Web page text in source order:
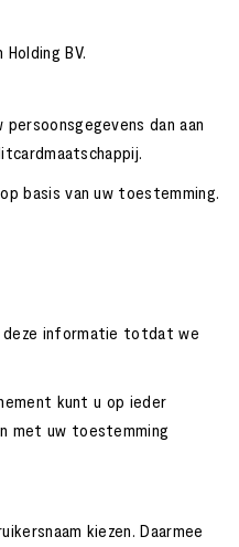
BV.
dan aan
basis van uw toestemming.
deze informatie totdat we
kunt u op ieder
met uw toestemming
kiezen. Daarmee